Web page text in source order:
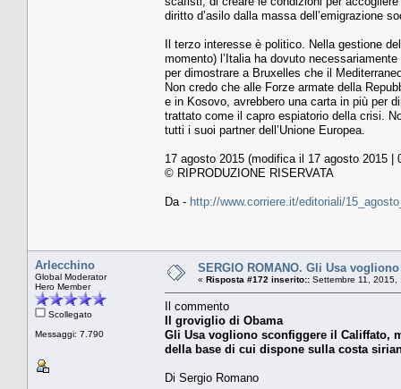
diritto d’asilo dalla massa dell’emigrazione
Il terzo interesse è politico. Nella gestione
momento) l’Italia ha dovuto
per dimostrare a Bruxelles che il
Non credo che alle Forze armate della
e in Kosovo, avrebbero una carta in più per
trattato come il capro espiatorio della crisi.
tutti i suoi partner dell’Unione Europea.
17 agosto 2015 (modifica il 17 agosto 2015 |
© RIPRODUZIONE RISERVATA
Da - http://www.corriere.it/editoriali/
Arlecchino
Global Moderator
Hero Member
Scollegato
Messaggi: 7.790
SERGIO ROMANO. Gli Usa
« Risposta #172 inserito:: Settembre 11, 2015,
Il commento
Il groviglio di Obama
Gli Usa vogliono sconfiggere il Califfato,
della base di cui dispone sulla costa
Di Sergio Romano